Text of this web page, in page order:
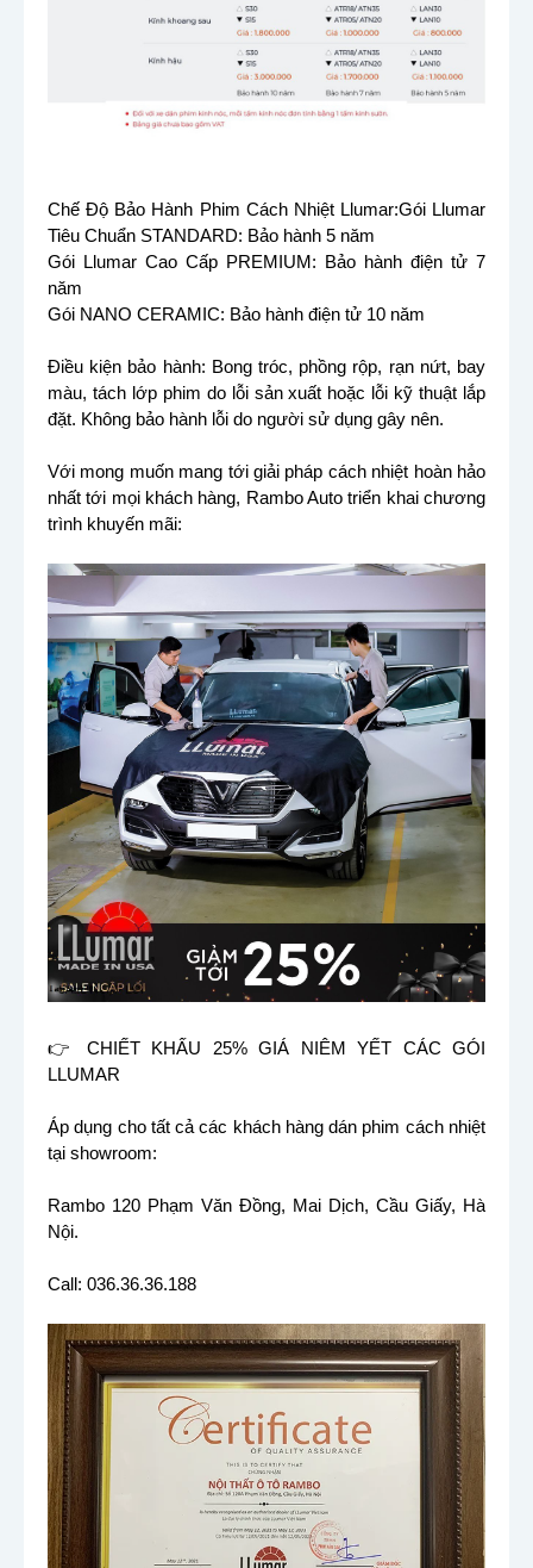
Chế Độ Bảo Hành Phim Cách Nhiệt Llumar:Gói Llumar
Tiêu Chuẩn STANDARD: Bảo hành 5 năm
Gói Llumar Cao Cấp PREMIUM: Bảo hành điện tử 7
năm
Gói NANO CERAMIC: Bảo hành điện tử 10 năm
Điều kiện bảo hành: Bong tróc, phồng rộp, rạn nứt, bay
màu, tách lớp phim do lỗi sản xuất hoặc lỗi kỹ thuật lắp
đặt. Không bảo hành lỗi do người sử dụng gây nên.
Với mong muốn mang tới giải pháp cách nhiệt hoàn hảo
nhất tới mọi khách hàng, Rambo Auto triển khai chương
trình khuyến mãi:
👉 CHIẾT KHẤU 25% GIÁ NIÊM YẾT CÁC GÓI
LLUMAR
Áp dụng cho tất cả các khách hàng dán phim cách nhiệt
tại showroom:
Rambo 120 Phạm Văn Đồng, Mai Dịch, Cầu Giấy, Hà
Nội.
Call: 036.36.36.188